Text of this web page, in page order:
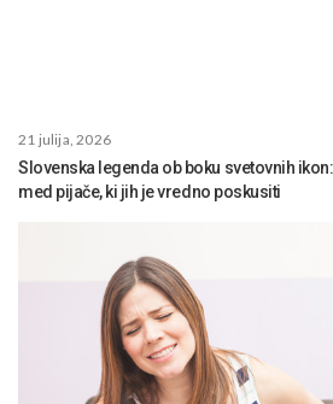
21 julija, 2026
Slovenska legenda ob boku svetovnih
med pijače, ki jih je vredno poskusiti